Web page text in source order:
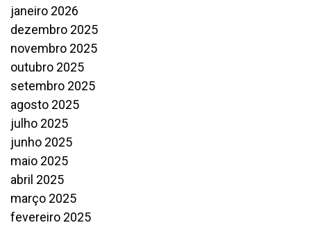
janeiro 2026
dezembro 2025
novembro 2025
outubro 2025
setembro 2025
agosto 2025
julho 2025
junho 2025
maio 2025
abril 2025
março 2025
fevereiro 2025